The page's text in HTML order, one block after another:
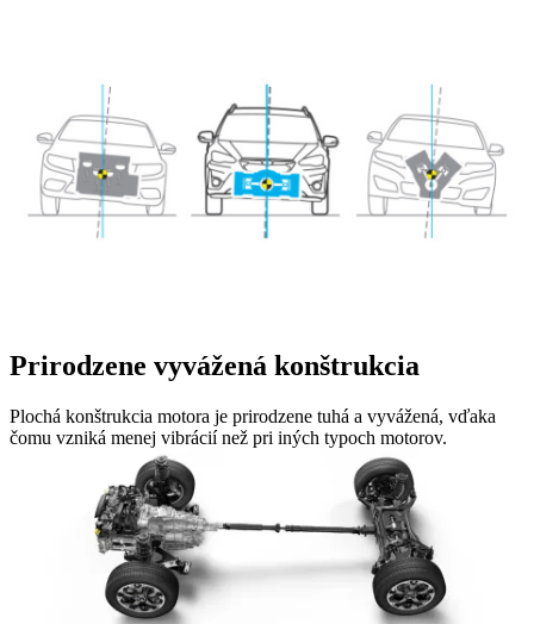
Prirodzene vyvážená konštrukcia
Plochá konštrukcia motora je prirodzene tuhá a vyvážená, vďaka
čomu vzniká menej vibrácií než pri iných typoch motorov.